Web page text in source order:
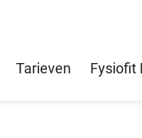
Tarieven Fysiofit